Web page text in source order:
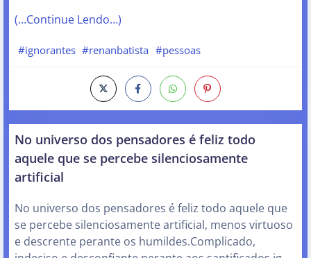
(…Continue Lendo…)
#ignorantes #renanbatista #pessoas
No universo dos pensadores é feliz todo
aquele que se percebe silenciosamente
artificial
No universo dos pensadores é feliz todo aquele que
se percebe silenciosamente artificial, menos virtuoso
e descrente perante os humildes.Complicado,